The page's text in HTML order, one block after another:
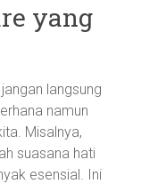
yang
langsung
namun
Misalnya,
suasana hati
esensial. Ini